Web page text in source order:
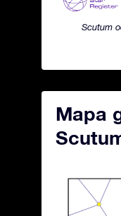
Scutum
Mapa